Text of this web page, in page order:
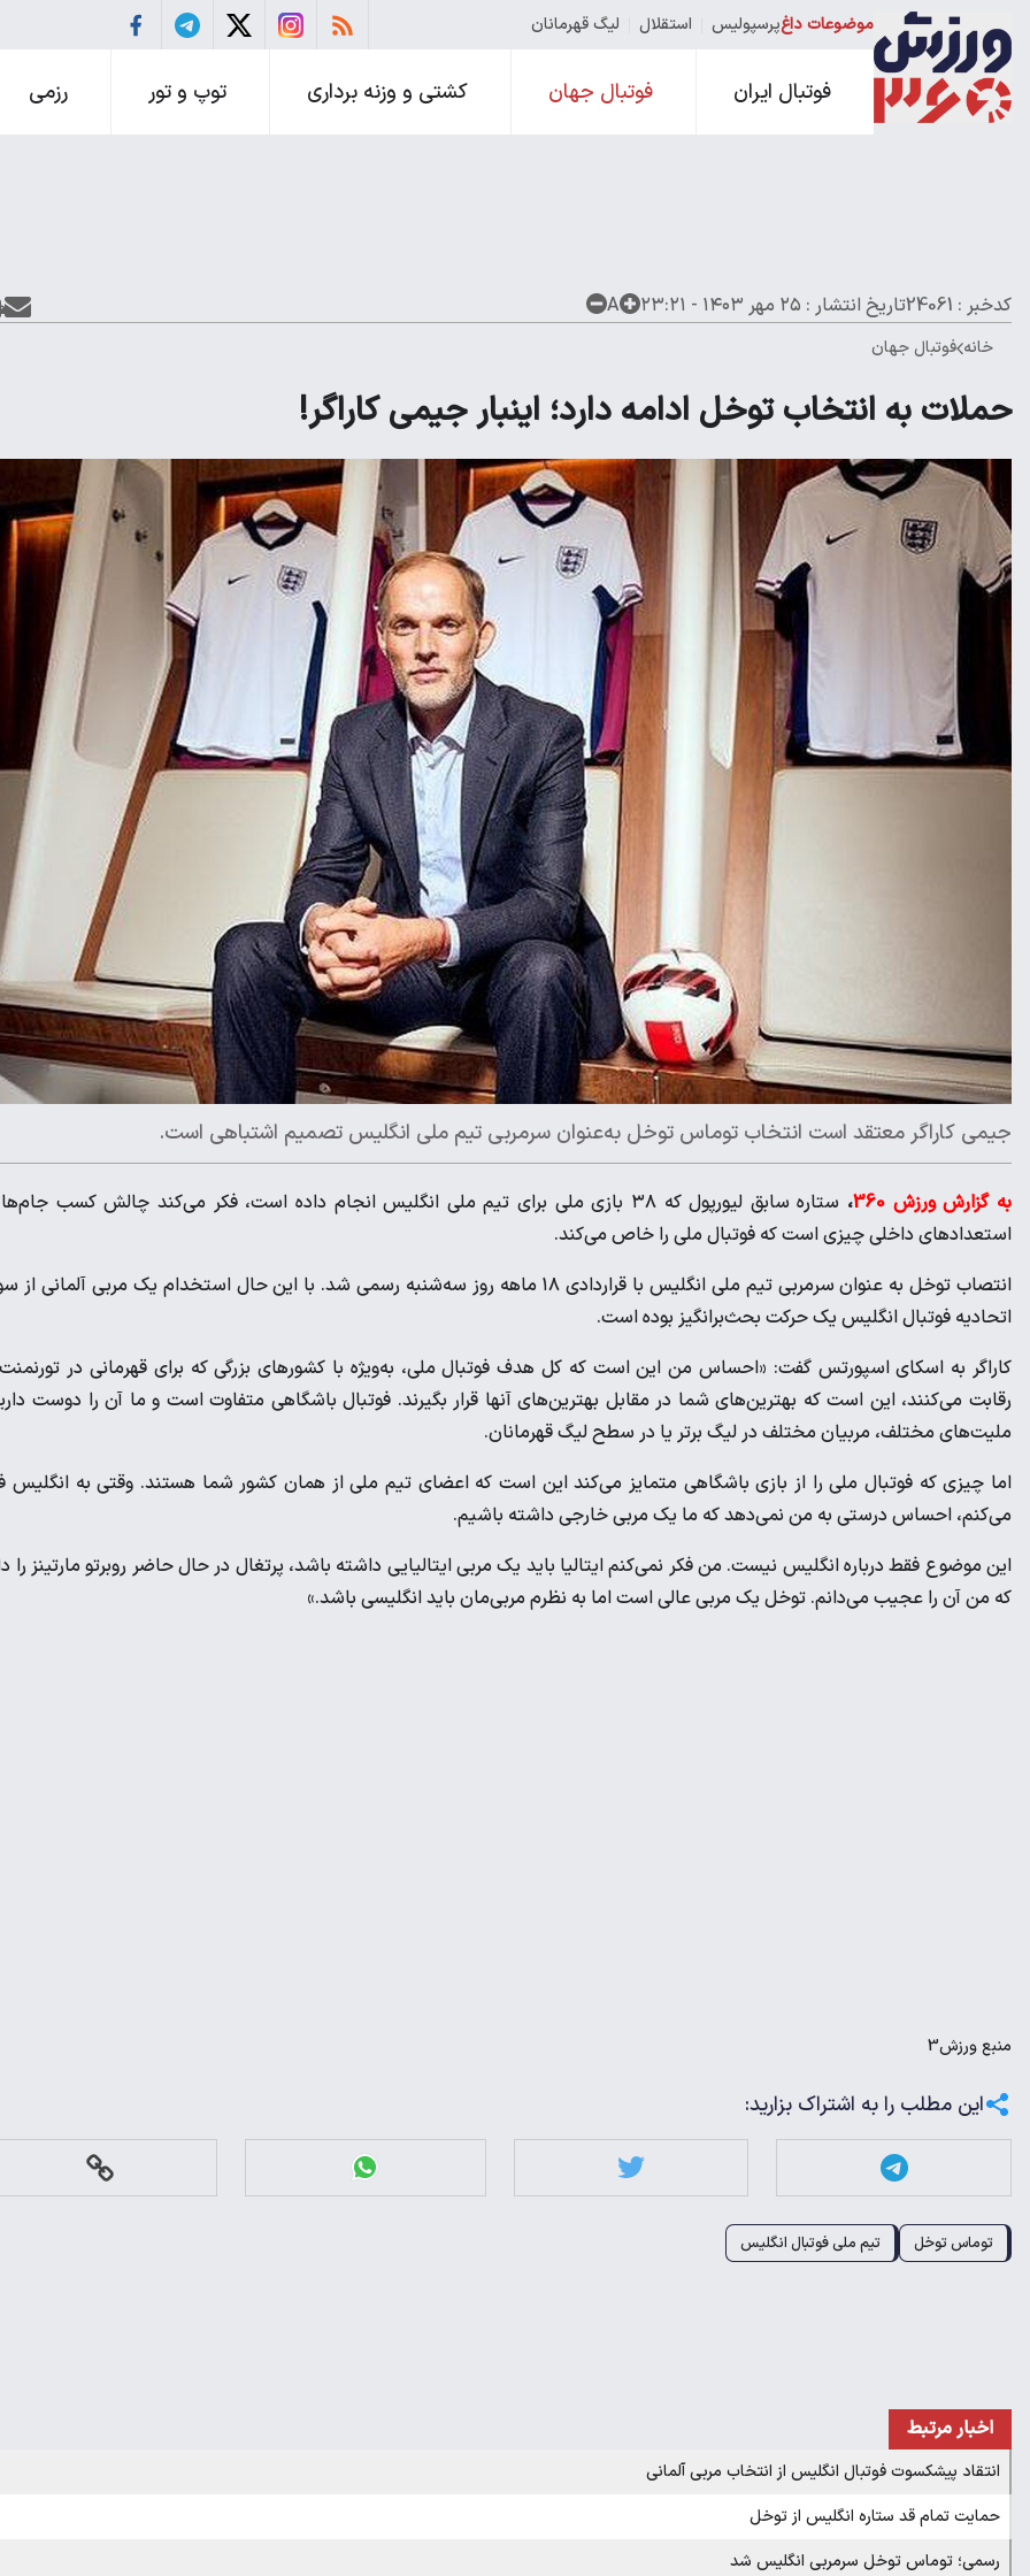
موضوعات داغپرسپولیس استقلال لیگ قهرمانان
فوتبال ایران فوتبال جهان کشتی و وزنه برداری توپ و تور رزمی
کدخبر : 24061 تاریخ انتشار : ۲۵ مهر ۱۴۰۳ - ۲۳:۲۱ A
خانه فوتبال جهان
حملات به انتخاب توخل ادامه دارد؛ اینبار جیمی کاراگر!
جیمی کاراگر معتقد است انتخاب توماس توخل به‌عنوان سرمربی تیم ملی انگلیس تصمیم اشتباهی است.
به گزارش ورزش 360 ،
ستاره سابق لیورپول که ۳۸ بازی ملی برای تیم ملی انگلیس انجام داده است، فکر می‌کند چالش کسب
استعدادهای داخلی چیزی است که فوتبال ملی را خاص می‌کند.
انتصاب توخل به عنوان سرمربی تیم ملی انگلیس با قراردادی ۱۸ ماهه روز سه‌شنبه رسمی شد. با این حال استخدام یک مربی آلمانی
اتحادیه فوتبال انگلیس یک حرکت بحث‌برانگیز بوده است.
کاراگر به اسکای اسپورتس گفت: «احساس من این است که کل هدف فوتبال ملی، به‌ویژه با کشورهای بزرگی که برای قهرمانی در
رقابت می‌کنند، این است که بهترین‌های شما در مقابل بهترین‌های آنها قرار بگیرند. فوتبال باشگاهی متفاوت است و ما آن را دوست
ملیت‌های مختلف، مربیان مختلف در لیگ برتر یا در سطح لیگ قهرمانان.
اما چیزی که فوتبال ملی را از بازی باشگاهی متمایز می‌کند این است که اعضای تیم ملی از همان کشور شما هستند. وقتی به انگلیس
می‌کنم، احساس درستی به من نمی‌دهد که ما یک مربی خارجی داشته باشیم.
این موضوع فقط درباره انگلیس نیست. من فکر نمی‌کنم ایتالیا باید یک مربی ایتالیایی داشته باشد، پرتغال در حال حاضر روبرتو مارتینز را
که من آن را عجیب می‌دانم. توخل یک مربی عالی است اما به نظرم مربی‌مان باید انگلیسی باشد.»
منبعورزش3
این مطلب را به اشتراک بزارید:
توماس توخل تیم ملی فوتبال انگلیس
اخبار مرتبط
انتقاد پیشکسوت فوتبال انگلیس از انتخاب مربی آلمانی
حمایت تمام قد ستاره انگلیس از توخل
رسمی؛ توماس توخل سرمربی انگلیس شد